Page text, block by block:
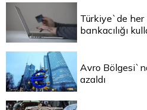
Türkiye`de
bankacılığı
Avro
azaldı